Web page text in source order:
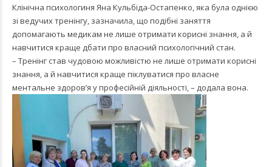
Клінічна психологиня Яна Кульбіда-Остапенко, яка була однією
зі ведучих тренінгу, зазначила, що подібні заняття
допомагають медикам не лише отримати корисні знання, а й
навчитися краще дбати про власний психологічний стан.
– Тренінг став чудовою можливістю не лише отримати корисні
знання, а й навчитися краще піклуватися про власне
ментальне здоров’я у професійній діяльності, – додала вона.